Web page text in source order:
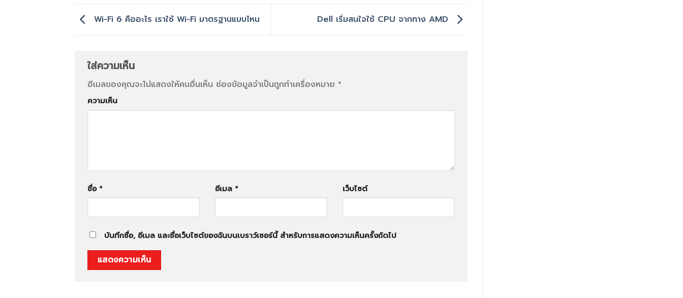
Wi-Fi 6 คืออะไร เราใช้ Wi-Fi มาตรฐานแบบไหน Dell เริ่มสนใจใช้ CPU จากทาง AMD
ใส่ความเห็น
อีเมลของคุณจะไม่แสดงให้คนอื่นเห็น ช่องข้อมูลจำเป็นถูกทำเครื่องหมาย *
ความเห็น
ชื่อ * อีเมล * เว็บไซต์
บันทึกชื่อ, อีเมล และชื่อเว็บไซต์ของฉันบนเบราว์เซอร์นี้ สำหรับการแสดงความเห็นครั้งถัดไป